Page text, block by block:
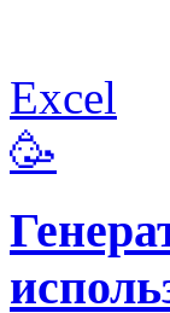
Excel
🥳